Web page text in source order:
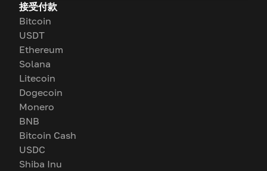
接受付款
Bitcoin
USDT
Ethereum
Solana
Litecoin
Dogecoin
Monero
BNB
Bitcoin Cash
USDC
Shiba Inu